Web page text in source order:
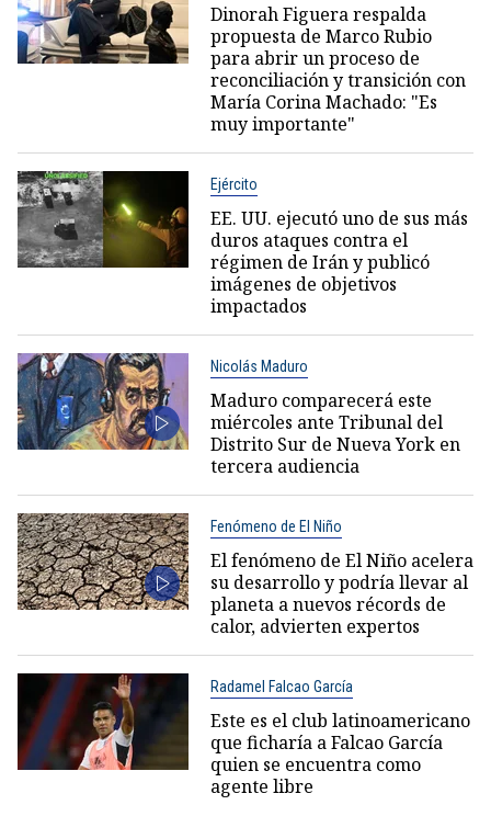
Dinorah Figuera respalda
propuesta de Marco Rubio
para abrir un proceso de
reconciliación y transición con
María Corina Machado: "Es
muy importante"
Ejército
EE. UU. ejecutó uno de sus más
duros ataques contra el
régimen de Irán y publicó
imágenes de objetivos
impactados
Nicolás Maduro
Maduro comparecerá este
miércoles ante Tribunal del
Distrito Sur de Nueva York en
tercera audiencia
Fenómeno de El Niño
El fenómeno de El Niño acelera
su desarrollo y podría llevar al
planeta a nuevos récords de
calor, advierten expertos
Radamel Falcao García
Este es el club latinoamericano
que ficharía a Falcao García
quien se encuentra como
agente libre